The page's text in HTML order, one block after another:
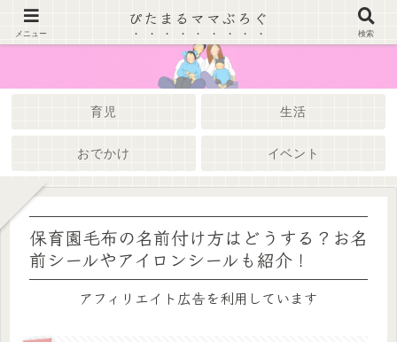
育児 生活
おでかけ イベント
保育園毛布の名前付け方はどうする？お名
前シールやアイロンシールも紹介！
アフィリエイト広告を利用しています
メニュー
ぴたまるママぶろぐ
検索